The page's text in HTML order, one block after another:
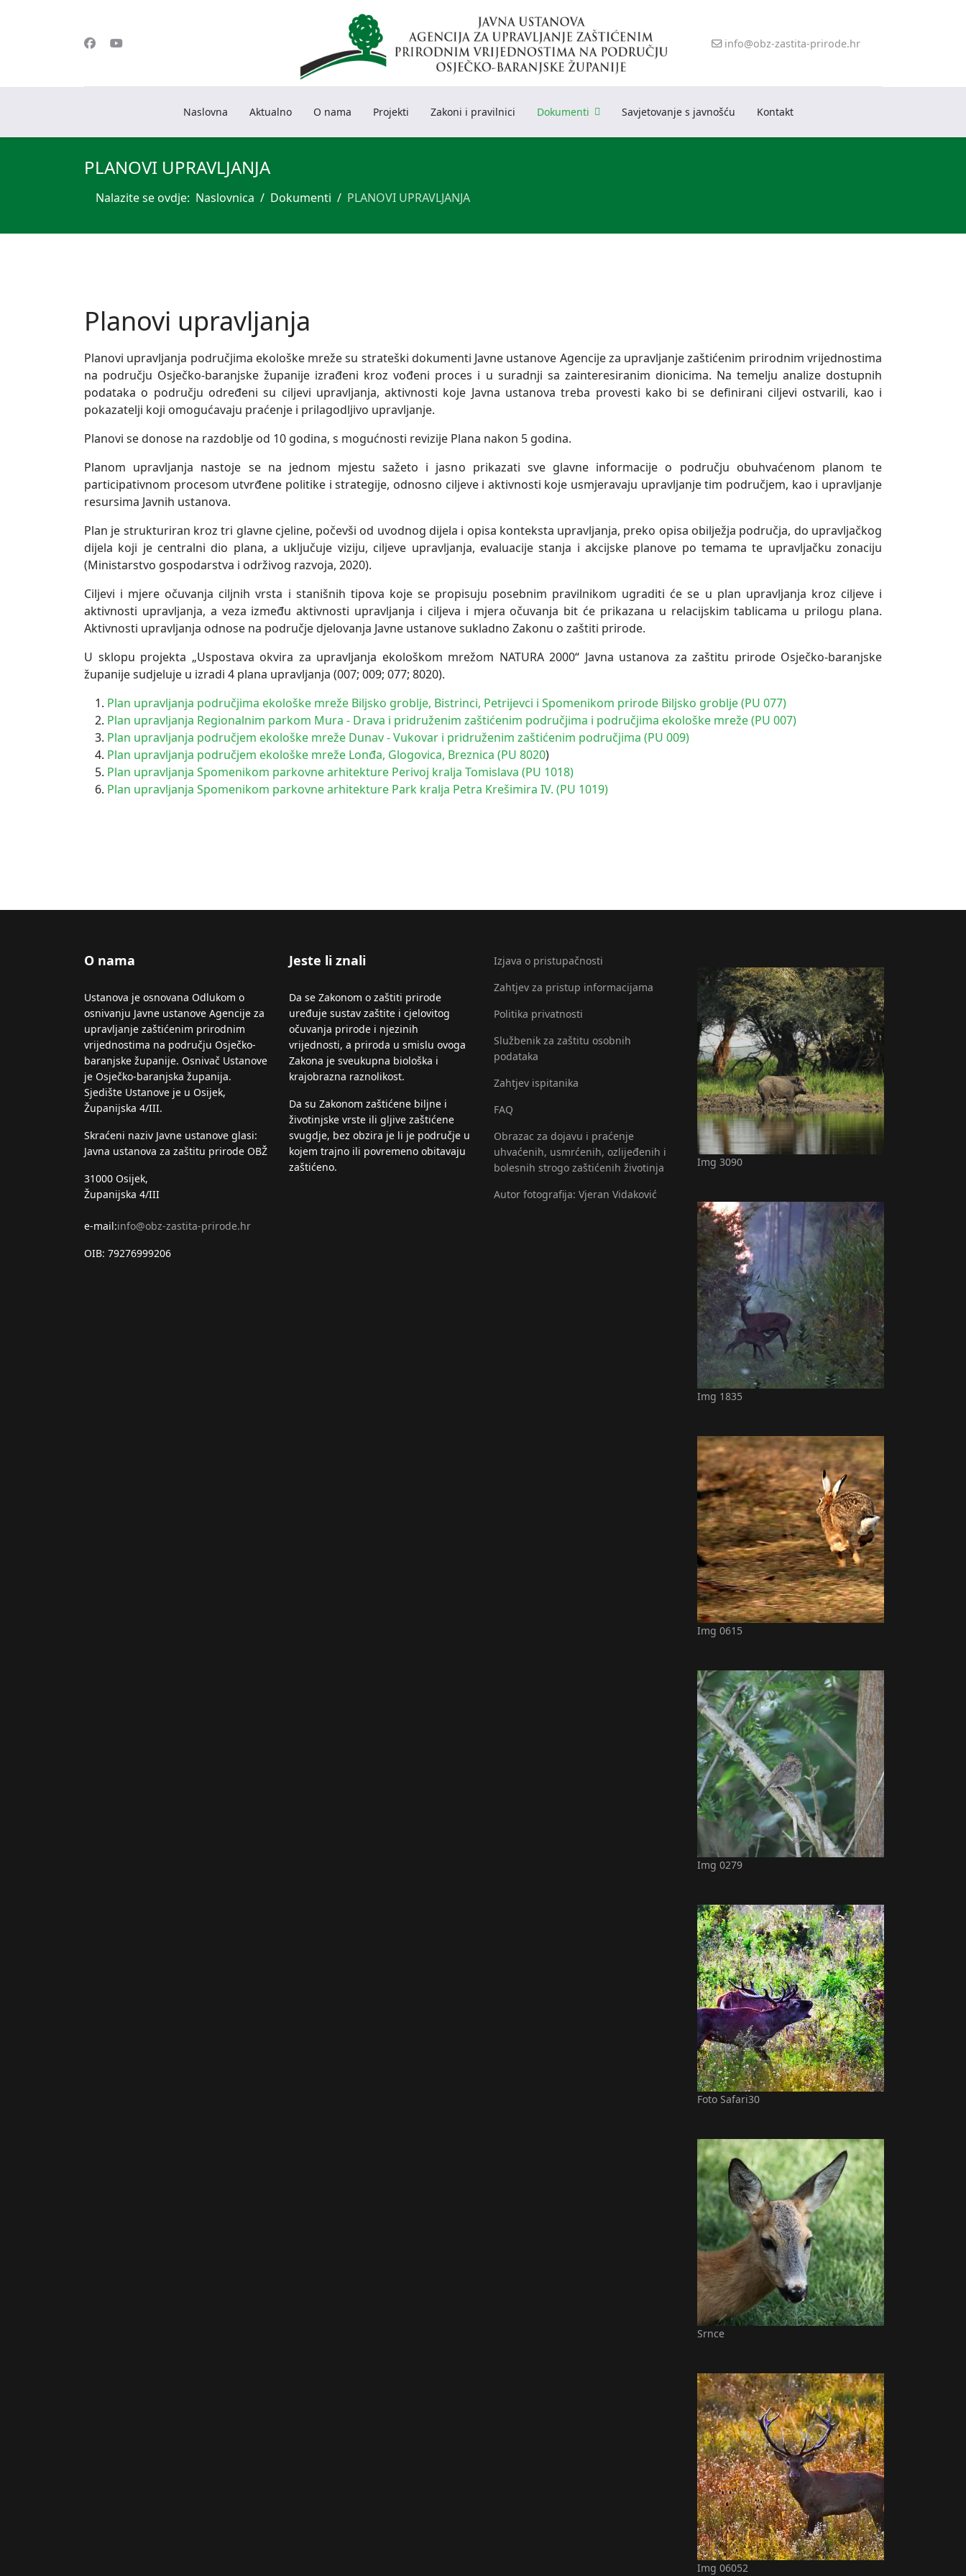
info@obz-zastita-prirode.hr
Naslovna Aktualno O nama Projekti Zakoni i pravilnici Dokumenti Savjetovanje s javnošću Kontakt
PLANOVI UPRAVLJANJA
Nalazite se ovdje: Naslovnica Dokumenti PLANOVI UPRAVLJANJA
Planovi upravljanja
Planovi upravljanja područjima ekološke mreže su strateški dokumenti Javne ustanove Agencije za upravljanje zaštićenim prirodnim vrijednostima
na području Osječko-baranjske županije izrađeni kroz vođeni proces i u suradnji sa zainteresiranim dionicima. Na temelju analize dostupnih
podataka o području određeni su ciljevi upravljanja, aktivnosti koje Javna ustanova treba provesti kako bi se definirani ciljevi ostvarili, kao i
pokazatelji koji omogućavaju praćenje i prilagodljivo upravljanje.
Planovi se donose na razdoblje od 10 godina, s mogućnosti revizije Plana nakon 5 godina.
Planom upravljanja nastoje se na jednom mjestu sažeto i jasno prikazati sve glavne informacije o području obuhvaćenom planom te
participativnom procesom utvrđene politike i strategije, odnosno ciljeve i aktivnosti koje usmjeravaju upravljanje tim područjem, kao i upravljanje
resursima Javnih ustanova.
Plan je strukturiran kroz tri glavne cjeline, počevši od uvodnog dijela i opisa konteksta upravljanja, preko opisa obilježja područja, do upravljačkog
dijela koji je centralni dio plana, a uključuje viziju, ciljeve upravljanja, evaluacije stanja i akcijske planove po temama te upravljačku zonaciju
(Ministarstvo gospodarstva i održivog razvoja, 2020).
Ciljevi i mjere očuvanja ciljnih vrsta i stanišnih tipova koje se propisuju posebnim pravilnikom ugraditi će se u plan upravljanja kroz ciljeve i
aktivnosti upravljanja, a veza između aktivnosti upravljanja i ciljeva i mjera očuvanja bit će prikazana u relacijskim tablicama u prilogu plana.
Aktivnosti upravljanja odnose na područje djelovanja Javne ustanove sukladno Zakonu o zaštiti prirode.
U sklopu projekta „Uspostava okvira za upravljanja ekološkom mrežom NATURA 2000“ Javna ustanova za zaštitu prirode Osječko-baranjske
županije sudjeluje u izradi 4 plana upravljanja (007; 009; 077; 8020).
Plan upravljanja područjima ekološke mreže Biljsko groblje, Bistrinci, Petrijevci i Spomenikom prirode Biljsko groblje (PU 077)
Plan upravljanja Regionalnim parkom Mura - Drava i pridruženim zaštićenim područjima i područjima ekološke mreže (PU 007)
Plan upravljanja područjem ekološke mreže Dunav - Vukovar i pridruženim zaštićenim područjima (PU 009)
Plan upravljanja područjem ekološke mreže Lonđa, Glogovica, Breznica (PU 8020)
Plan upravljanja Spomenikom parkovne arhitekture Perivoj kralja Tomislava (PU 1018)
Plan upravljanja Spomenikom parkovne arhitekture Park kralja Petra Krešimira IV. (PU 1019)
O nama
Ustanova je osnovana Odlukom o
osnivanju Javne ustanove Agencije za
upravljanje zaštićenim prirodnim
vrijednostima na području Osječko-
baranjske županije. Osnivač Ustanove
je Osječko-baranjska županija.
Sjedište Ustanove je u Osijek,
Županijska 4/III.
Skraćeni naziv Javne ustanove glasi:
Javna ustanova za zaštitu prirode OBŽ
31000 Osijek,
Županijska 4/III
e-mail:info@obz-zastita-prirode.hr
OIB: 79276999206
Jeste li znali
Da se Zakonom o zaštiti prirode
uređuje sustav zaštite i cjelovitog
očuvanja prirode i njezinih
vrijednosti, a priroda u smislu ovoga
Zakona je sveukupna biološka i
krajobrazna raznolikost.
Da su Zakonom zaštićene biljne i
životinjske vrste ili gljive zaštićene
svugdje, bez obzira je li je područje u
kojem trajno ili povremeno obitavaju
zaštićeno.
Izjava o pristupačnosti
Zahtjev za pristup informacijama
Politika privatnosti
Službenik za zaštitu osobnih
podataka
Zahtjev ispitanika
FAQ
Obrazac za dojavu i praćenje
uhvaćenih, usmrćenih, ozlijeđenih i
bolesnih strogo zaštićenih životinja
Autor fotografija: Vjeran Vidaković
Img 3090
Img 1835
Img 0615
Img 0279
Foto Safari30
Srnce
Img 06052